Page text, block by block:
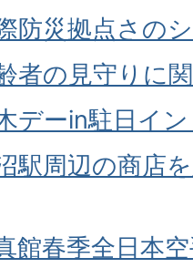
防災拠点さの
者の見守りに
デーin駐日イ
駅周辺の商店
館春季全日本